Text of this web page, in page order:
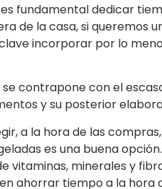
fundamental dedicar
de la casa, si queremos
incorporar por lo
contrapone con el
y su posterior
a la hora de las
es una buena
vitaminas, minerales y
ahorrar tiempo a la hora